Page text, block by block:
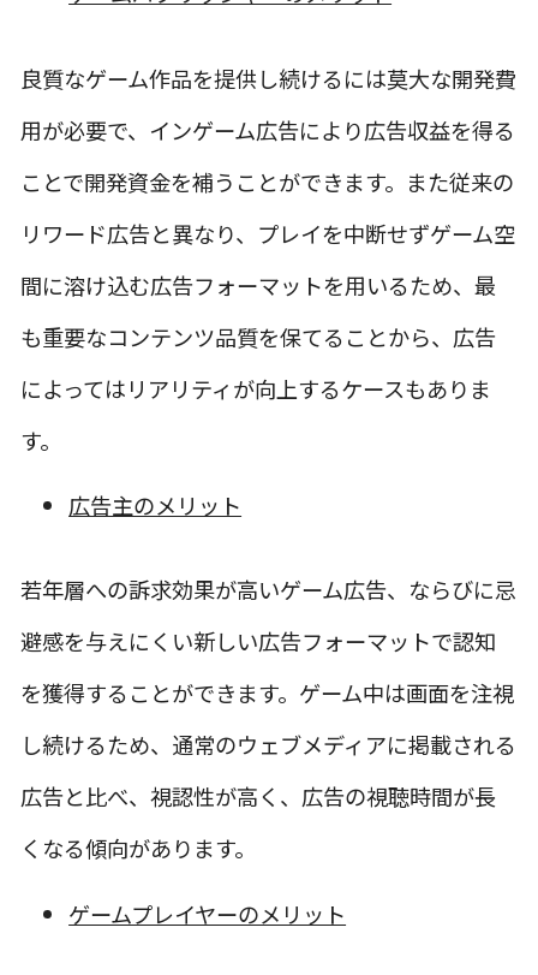
良質なゲーム作品を提供し続けるには莫大な開発費
用が必要で、インゲーム広告により広告収益を得る
ことで開発資金を補うことができます。また従来の
リワード広告と異なり、プレイを中断せずゲーム空
間に溶け込む広告フォーマットを用いるため、最
も重要なコンテンツ品質を保てることから、広告
によってはリアリティが向上するケースもありま
す。
広告主のメリット
若年層への訴求効果が高いゲーム広告、ならびに忌
避感を与えにくい新しい広告フォーマットで認知
を獲得することができます。ゲーム中は画面を注視
し続けるため、通常のウェブメディアに掲載される
広告と比べ、視認性が高く、広告の視聴時間が長
くなる傾向があります。
ゲームプレイヤーのメリット